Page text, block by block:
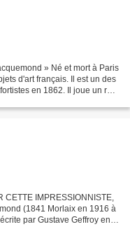
» Né et mort à Paris
d'art français. Il est un des
en 1862. Il joue un rôle
CETTE IMPRESSIONNISTE,
(1841 Morlaix en 1916 à
par Gustave Geffroy en